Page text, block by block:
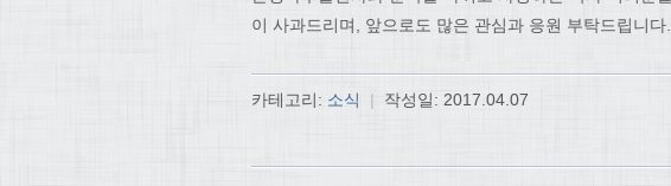
이 사과드리며, 앞으로도 많은 관심과 응원 부탁드립니다.
카테고리: 소식 | 작성일: 2017.04.07